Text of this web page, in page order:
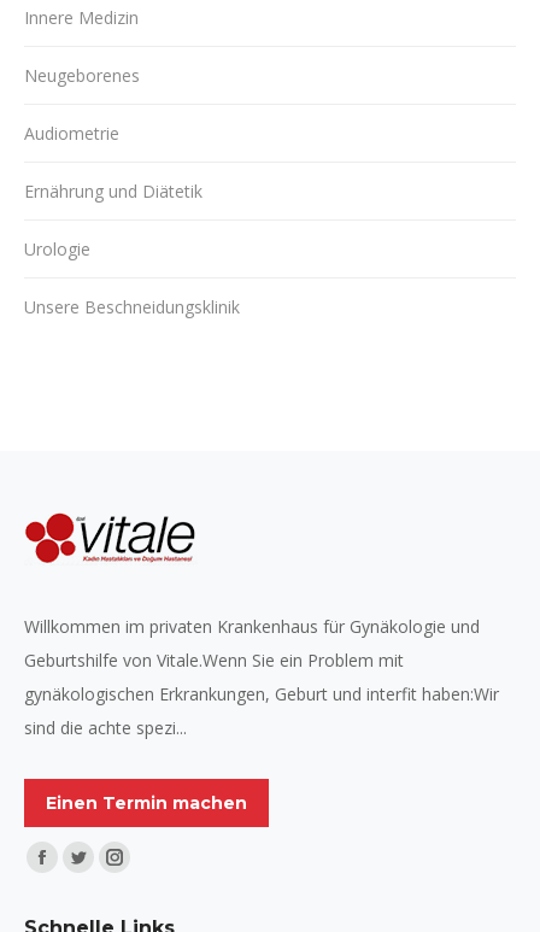
Innere Medizin
Neugeborenes
Audiometrie
Ernährung und Diätetik
Urologie
Unsere Beschneidungsklinik
Willkommen im privaten Krankenhaus für Gynäkologie und
Geburtshilfe von Vitale.Wenn Sie ein Problem mit
gynäkologischen Erkrankungen, Geburt und interfit haben:Wir
sind die achte spezi...
Einen Termin machen
Finden Sie uns auf:
Facebook
TwitterInstagram